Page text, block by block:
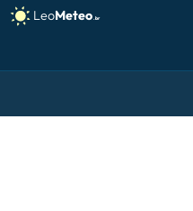
ECMWF IFS